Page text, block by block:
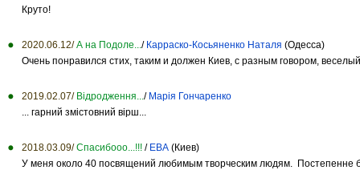
Круто!
2020.06.12/ А на Подоле.../ Карраско-Косьяненко Наталя (Одесса)
Очень понравился стих, таким и должен Киев, с разным говором,
2019.02.07/ Відродження.../ Марія Гончаренко
... гарний змістовний вірш...
2018.03.09/ Спасибооо...!!! / ЕВА (Киев)
У меня около 40 посвящений любимым творческим людям. Постепенне